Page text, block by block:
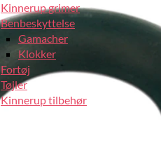
Kinnerup grimer
Benbeskyttelse
Gamacher
Klokker
Fortøj
Tøjler
Kinnerup tilbehør